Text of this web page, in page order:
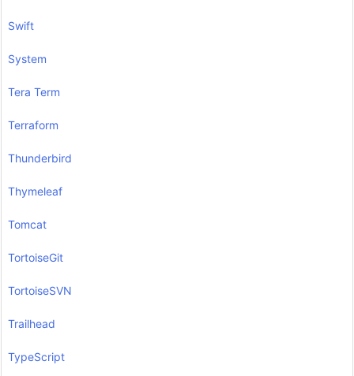
Swift
System
Tera Term
Terraform
Thunderbird
Thymeleaf
Tomcat
TortoiseGit
TortoiseSVN
Trailhead
TypeScript